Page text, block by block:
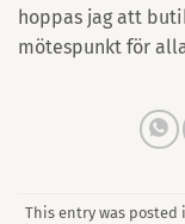
hoppas jag att
mötespunkt för
This entry was posted